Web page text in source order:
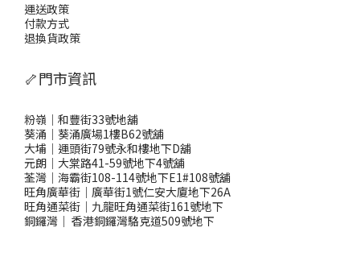
運送政策
付款方式
退換貨政策
🦴門市資訊
粉嶺｜和豐街33號地舖
葵涌｜葵涌廣場1樓B62號舖
大埔｜運頭街79號永和樓地下D舖
元朗｜大棠路41-59號地下4號舖
荃灣｜海霸街108-114號地下E1#108號舖
旺角廣華街｜廣華街1號仁安大廈地下26A
旺角通菜街｜九龍旺角通菜街161號地下
銅鑼灣 ｜ 香港銅鑼灣駱克道509號地下